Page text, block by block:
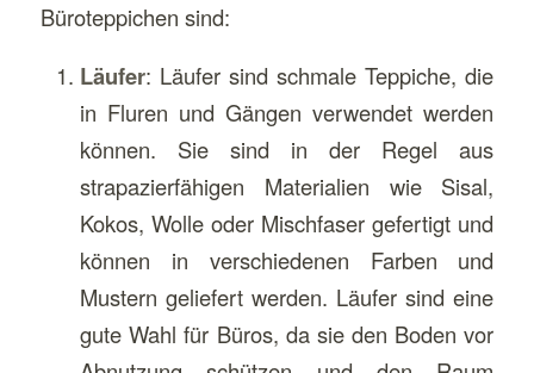
Büroteppichen sind:
Läufer: Läufer sind schmale Teppiche, die
in Fluren und Gängen verwendet werden
können. Sie sind in der Regel aus
strapazierfähigen Materialien wie Sisal,
Kokos, Wolle oder Mischfaser gefertigt und
können in verschiedenen Farben und
Mustern geliefert werden. Läufer sind eine
gute Wahl für Büros, da sie den Boden vor